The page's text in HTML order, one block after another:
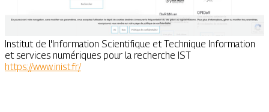
Institut de l'Information Scientifique et Technique Information
et services numériques pour la recherche IST
https://www.inist.fr/